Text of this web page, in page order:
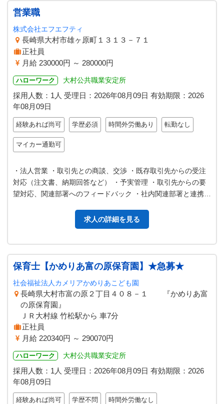
営業職
株式会社エフエフティ
長崎県大村市雄ヶ原町１３１３－７１
正社員
月給 230000円 ～ 280000円
ハローワーク 大村公共職業安定所
採用人数：1人 受理日： 2026年08月09日 有効期限： 2026
年08月09日
経験あれば尚可 学歴必須 時間外労働あり 転勤なし
マイカー通勤可
・法人営業 ・取引先との商談、交渉 ・既存取引先からの受注
対応（注文書、納期回答など） ・予実管理 ・取引先からの要
望対応、関連部署へのフィードバック ・社内関連部署と連携し
求人の詳細を見る
保育士【かめりあ富の原保育園】★急募★
社会福祉法人カメリアかめりあこども園
長崎県大村市富の原２丁目４０８－１ 『かめりあ富
の原保育園』
ＪＲ大村線 竹松駅から 車7分
正社員
月給 220340円 ～ 290070円
ハローワーク 大村公共職業安定所
採用人数：1人 受理日： 2026年08月09日 有効期限： 2026
年08月09日
経験あれば尚可 学歴不問 時間外労働なし